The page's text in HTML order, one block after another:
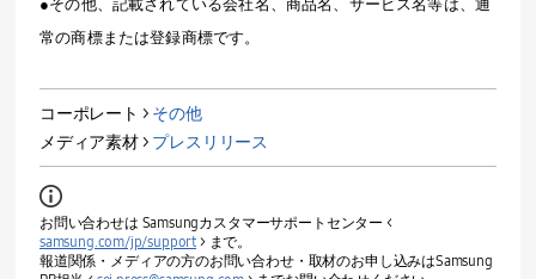
●その他、記載されている会社名、商品名、サービス名等は、通
常の商標または登録商標です。
コーポレート > その他
メディア素材 > プレスリリース
お問い合わせは Samsungカスタマーサポートセンター <
samsung.com/jp/support > まで。
報道関係・メディアの方のお問い合わせ・取材のお申し込みはSamsung